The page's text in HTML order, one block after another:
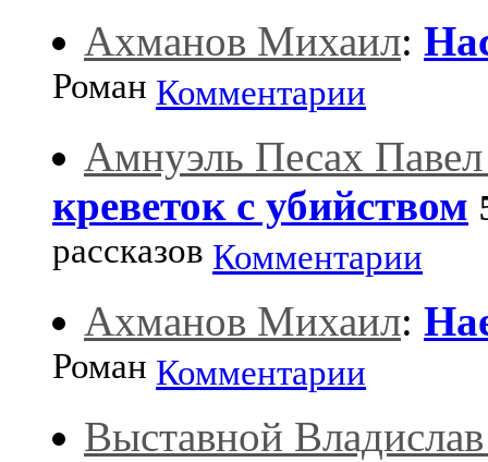
Ахманов Михаил:
Роман Комментарии
Амнуэль Песах
креветок с убийством
рассказов Комментарии
Ахманов Михаил:
Роман Комментарии
Выставной